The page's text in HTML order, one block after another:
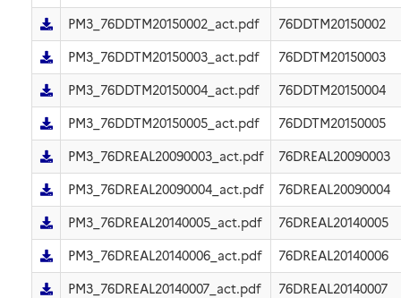
PM3_76DDTM20150002_act.pdf 76DDTM20150002
PM3_76DDTM20150003_act.pdf 76DDTM20150003
PM3_76DDTM20150004_act.pdf 76DDTM20150004
PM3_76DDTM20150005_act.pdf 76DDTM20150005
PM3_76DREAL20090003_act.pdf 76DREAL20090003
PM3_76DREAL20090004_act.pdf 76DREAL20090004
PM3_76DREAL20140005_act.pdf 76DREAL20140005
PM3_76DREAL20140006_act.pdf 76DREAL20140006
PM3_76DREAL20140007_act.pdf 76DREAL20140007